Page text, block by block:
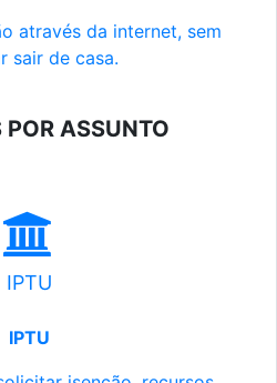
através da internet, sem
sair de casa.
POR ASSUNTO
IPTU
IPTU